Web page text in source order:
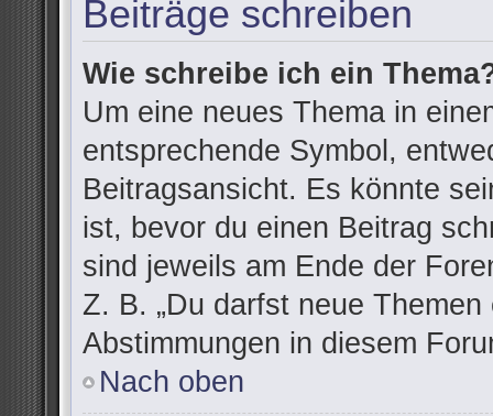
Beiträge schreiben
Wie schreibe ich ein
Um eine neues Thema in
entsprechende Symbol,
Beitragsansicht. Es könnte
ist, bevor du einen Beitrag
sind jeweils am Ende der
Z. B. „Du darfst neue Themen
Abstimmungen in diesem
Nach oben